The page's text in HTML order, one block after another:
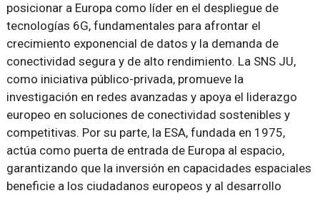
posicionar a Europa como líder en el despliegue de
tecnologías 6G, fundamentales para afrontar el
crecimiento exponencial de datos y la demanda de
conectividad segura y de alto rendimiento. La SNS JU,
como iniciativa público-privada, promueve la
investigación en redes avanzadas y apoya el liderazgo
europeo en soluciones de conectividad sostenibles y
competitivas. Por su parte, la ESA, fundada en 1975,
actúa como puerta de entrada de Europa al espacio,
garantizando que la inversión en capacidades espaciales
beneficie a los ciudadanos europeos y al desarrollo